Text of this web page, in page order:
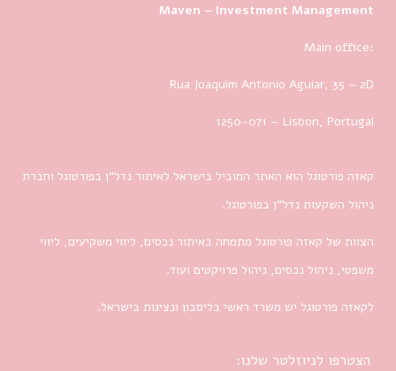
Maven – Investment Management
Main office:
Rua Joaquim Antonio Aguiar, 35 – 2D
1250-071 – Lisbon, Portugal
קאזה פורטוגל הוא האתר המוביל בישראל לאיתור נדל”ן בפורטוגל וחברת
ניהול השקעות נדל”ן בפורטוגל.
הצוות של קאזה פורטוגל מתמחה באיתור נכסים, ליווי משקיעים, ליווי
משפטי, ניהול נכסים, ניהול פרויקטים ועוד.
לקאזה פורטוגל יש משרד ראשי בליסבון ונציגות בישראל.
הצטרפו לניוזלטר שלנו: